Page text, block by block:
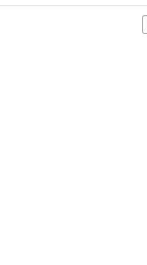
NAȚIONAL AL ELEVILOR